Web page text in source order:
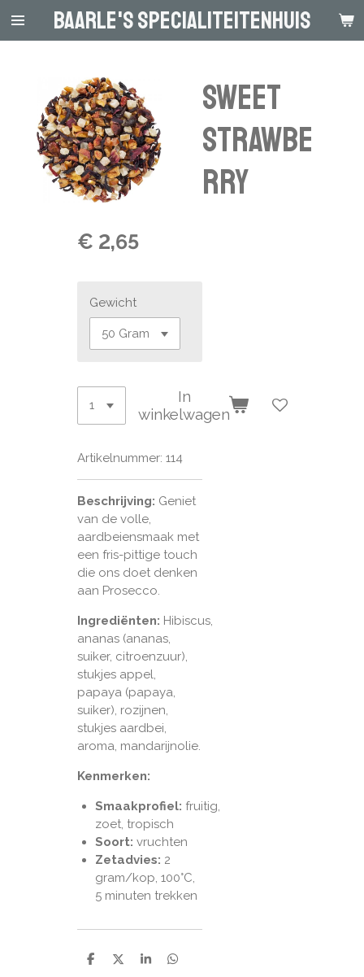
Ga
hoofdinhoud
Baarle's Specialiteitenhuis
Sweet
Strawbe
rry
€ 2,65
Gewicht
In
winkelwagen
Artikelnummer: 114
Beschrijving: Geniet
van de volle,
aardbeiensmaak met
een fris-pittige touch
die ons doet denken
aan Prosecco.
Ingrediënten: Hibiscus,
ananas (ananas,
suiker, citroenzuur),
stukjes appel,
papaya (papaya,
suiker), rozijnen,
stukjes aardbei,
aroma, mandarijnolie.
Kenmerken:
Smaakprofiel:fruitig,
zoet, tropisch
Soort:vruchten
Zetadvies: 2
gram/kop, 100°C,
5 minuten trekken
D
D
S
D